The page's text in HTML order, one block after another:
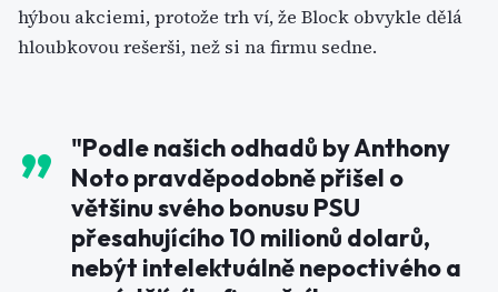
hýbou akciemi, protože trh ví, že Block obvykle dělá
hloubkovou rešerši, než si na firmu sedne.
"Podle našich odhadů by Anthony
Noto pravděpodobně přišel o
většinu svého bonusu PSU
přesahujícího 10 milionů dolarů,
nebýt intelektuálně nepoctivého a